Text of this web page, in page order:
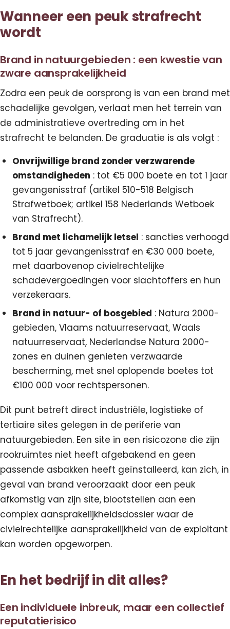
Wanneer een peuk strafrecht
wordt
Brand in natuurgebieden : een kwestie van
zware aansprakelijkheid
Zodra een peuk de oorsprong is van een brand met
schadelijke gevolgen, verlaat men het terrein van
de administratieve overtreding om in het
strafrecht te belanden. De graduatie is als volgt :
Onvrijwillige brand zonder verzwarende
omstandigheden : tot €5 000 boete en tot 1 jaar
gevangenisstraf (artikel 510-518 Belgisch
Strafwetboek; artikel 158 Nederlands Wetboek
van Strafrecht).
Brand met lichamelijk letsel : sancties verhoogd
tot 5 jaar gevangenisstraf en €30 000 boete,
met daarbovenop civielrechtelijke
schadevergoedingen voor slachtoffers en hun
verzekeraars.
Brand in natuur- of bosgebied : Natura 2000-
gebieden, Vlaams natuurreservaat, Waals
natuurreservaat, Nederlandse Natura 2000-
zones en duinen genieten verzwaarde
bescherming, met snel oplopende boetes tot
€100 000 voor rechtspersonen.
Dit punt betreft direct industriële, logistieke of
tertiaire sites gelegen in de periferie van
natuurgebieden. Een site in een risicozone die zijn
rookruimtes niet heeft afgebakend en geen
passende asbakken heeft geïnstalleerd, kan zich, in
geval van brand veroorzaakt door een peuk
afkomstig van zijn site, blootstellen aan een
complex aansprakelijkheidsdossier waar de
civielrechtelijke aansprakelijkheid van de exploitant
kan worden opgeworpen.
En het bedrijf in dit alles?
Een individuele inbreuk, maar een collectief
reputatierisico